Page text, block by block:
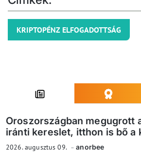
KRIPTOPÉNZ ELFOGADOTTSÁG
Oroszországban megugrott
iránti kereslet, itthon is bő a
2026. augusztus 09. anorbee